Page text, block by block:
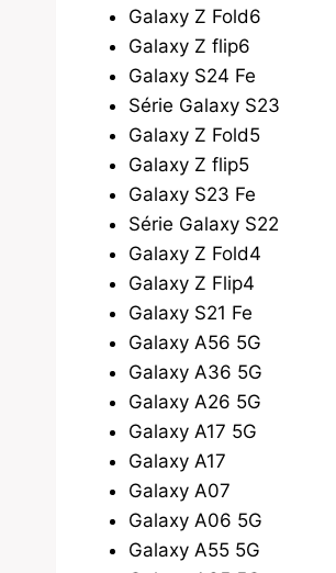
Galaxy Z Fold6
Galaxy Z flip6
Galaxy S24 Fe
Série Galaxy S23
Galaxy Z Fold5
Galaxy Z flip5
Galaxy S23 Fe
Série Galaxy S22
Galaxy Z Fold4
Galaxy Z Flip4
Galaxy S21 Fe
Galaxy A56 5G
Galaxy A36 5G
Galaxy A26 5G
Galaxy A17 5G
Galaxy A17
Galaxy A07
Galaxy A06 5G
Galaxy A55 5G